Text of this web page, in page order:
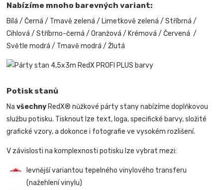
Nabízíme mnoho barevných variant:
Bílá / Černá / Tmavě zelená / Limetkově zelená / Stříbrná /
Cihlová / Stříbrno-černá / Oranžová / Krémová / Červená /
Světle modrá / Tmavě modrá / Žlutá
Potisk stanů
Navšechny RedX® nůžkové párty stany nabízíme doplňkovou
službu potisku. Tisknout lze text, loga, specifické barvy, složité
grafické vzory, a dokonce i fotografie ve vysokém rozlišení.
V závislosti na komplexnosti potisku lze vybrat mezi:
levnější variantou tepelného vinylového transferu
(nažehlení vinylu)